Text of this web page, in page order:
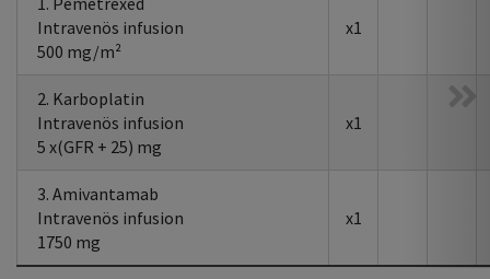
Intravenös infusion
500 mg/m²
x1
2. Karboplatin
Intravenös infusion
5 x(GFR + 25) mg
x1
3. Amivantamab
Intravenös infusion
1750 mg
x1